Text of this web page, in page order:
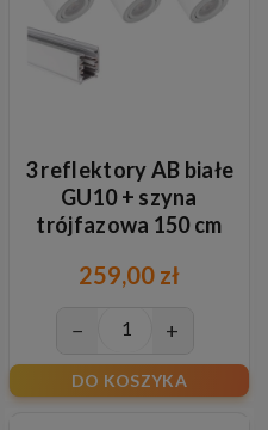
3 reflektory AB białe
GU10 + szyna
trójfazowa 150 cm
259,00 zł
− +
DO KOSZYKA